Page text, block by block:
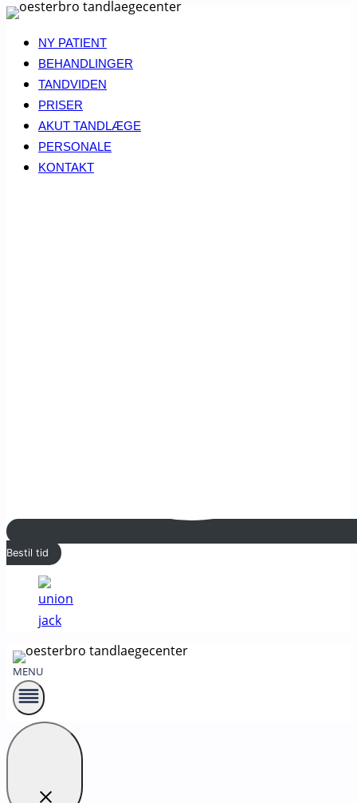
Fortsæt
indhold
NY PATIENT
BEHANDLINGER
TANDVIDEN
PRISER
AKUT TANDLÆGE
PERSONALE
KONTAKT
Bestil tid
MENU